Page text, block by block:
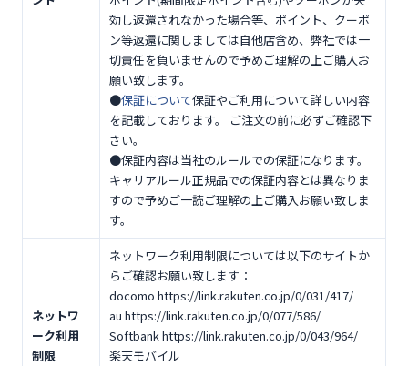
効し返還されなかった場合等、ポイント、クーポ
ン等返還に関しましては自他店含め、弊社では一
切責任を負いませんので予めご理解の上ご購入お
願い致します。
●保証について保証やご利用について詳しい内容
を記載しております。 ご注文の前に必ずご確認下
さい。
●保証内容は当社のルールでの保証になります。
キャリアルール正規品での保証内容とは異なりま
すので予めご一読ご理解の上ご購入お願い致しま
す。
ネットワ
ーク利用
制限
ネットワーク利用制限については以下のサイトか
らご確認お願い致します：
docomo https://link.rakuten.co.jp/0/031/417/
au https://link.rakuten.co.jp/0/077/586/
Softbank https://link.rakuten.co.jp/0/043/964/
楽天モバイル